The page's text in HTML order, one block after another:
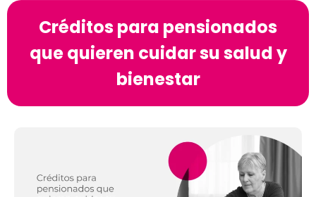
Créditos para pensionados
que quieren cuidar su salud y
bienestar